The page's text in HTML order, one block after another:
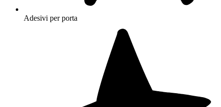
Adesivi per porta